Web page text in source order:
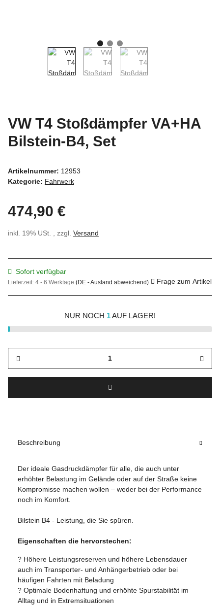
VW T4 Stoßdämpfer VA+HA
Bilstein-B4, Set
Artikelnummer: 12953
Kategorie: Fahrwerk
474,90 €
inkl. 19% USt. , zzgl. Versand
Sofort verfügbar
Lieferzeit: 4 - 6 Werktage (DE - Ausland abweichend) Frage zum Artikel
NUR NOCH 1AUF LAGER!
Beschreibung
Der ideale Gasdruckdämpfer für alle, die auch unter
erhöhter Belastung im Gelände oder auf der Straße keine
Kompromisse machen wollen – weder bei der Performance
noch im Komfort.
Bilstein B4 - Leistung, die Sie spüren.
Eigenschaften die hervorstechen:
? Höhere Leistungsreserven und höhere Lebensdauer
auch im Transporter- und Anhängerbetrieb oder bei
häufigen Fahrten mit Beladung
? Optimale Bodenhaftung und erhöhte Spurstabilität im
Alltag und in Extremsituationen